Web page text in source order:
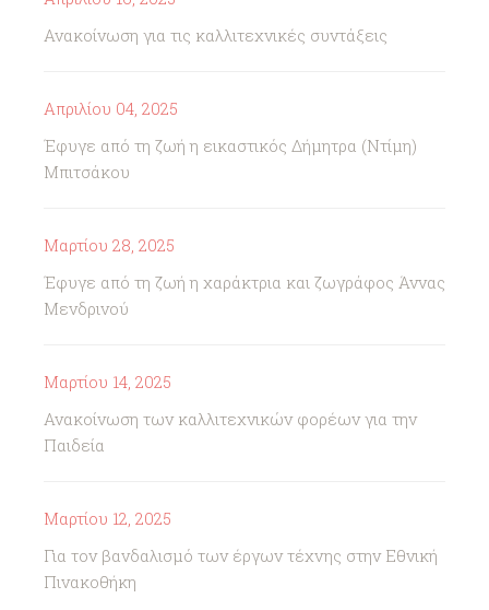
Ανακοίνωση για τις καλλιτεχνικές συντάξεις
Απριλίου 04, 2025
Έφυγε από τη ζωή η εικαστικός Δήμητρα (Ντίμη)
Μπιτσάκου
Μαρτίου 28, 2025
Έφυγε από τη ζωή η χαράκτρια και ζωγράφος Άννας
Μενδρινού
Μαρτίου 14, 2025
Ανακοίνωση των καλλιτεχνικών φορέων για την
Παιδεία
Μαρτίου 12, 2025
Για τον βανδαλισμό των έργων τέχνης στην Εθνική
Πινακοθήκη